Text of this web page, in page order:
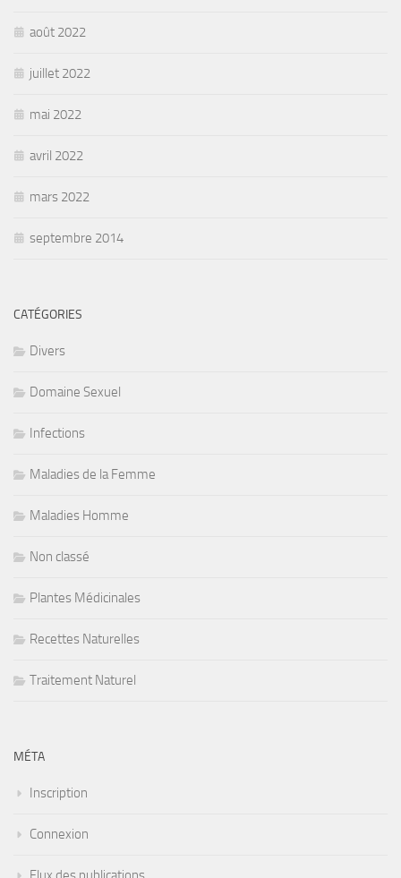
août 2022
juillet 2022
mai 2022
avril 2022
mars 2022
septembre 2014
CATÉGORIES
Divers
Domaine Sexuel
Infections
Maladies de la Femme
Maladies Homme
Non classé
Plantes Médicinales
Recettes Naturelles
Traitement Naturel
MÉTA
Inscription
Connexion